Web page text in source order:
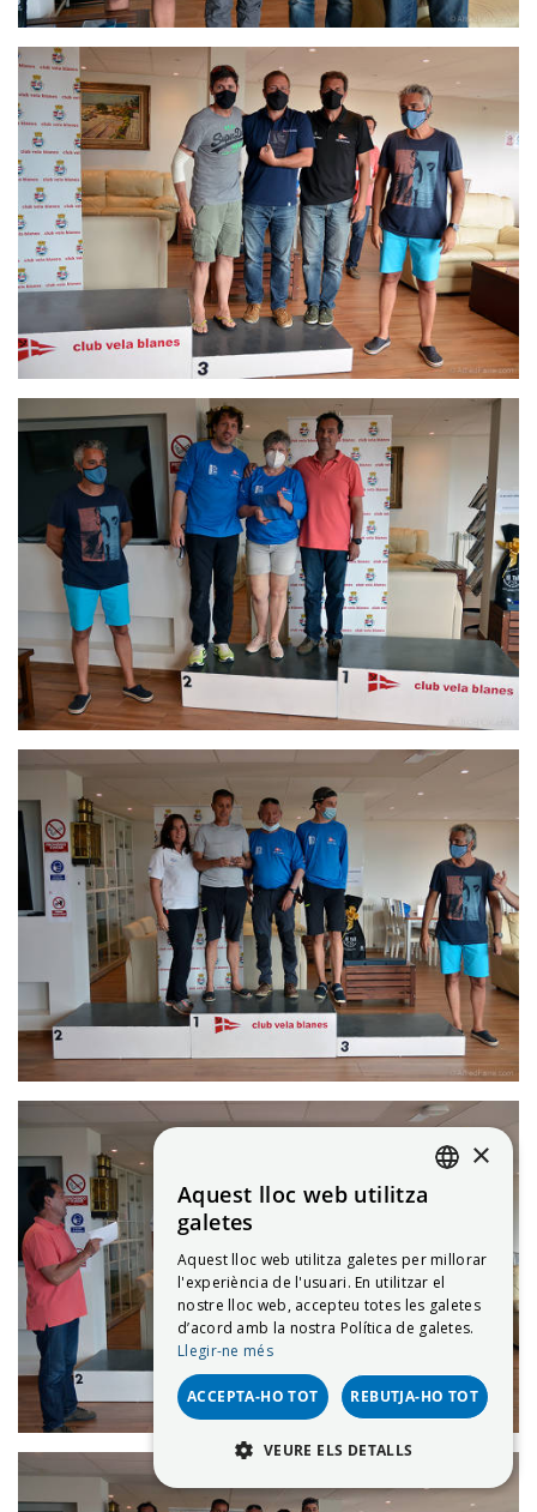
SPANISH
×
Aquest lloc web utilitza
galetes
Aquest lloc web utilitza galetes per millorar
l'experiència de l'usuari. En utilitzar el
nostre lloc web, accepteu totes les galetes
d’acord amb la nostra Política de galetes.
Llegir-ne més
ACCEPTA-HO TOT REBUTJA-HO TOT
VEURE ELS DETALLS
ESTRICTAMENT NECESSÀRIES